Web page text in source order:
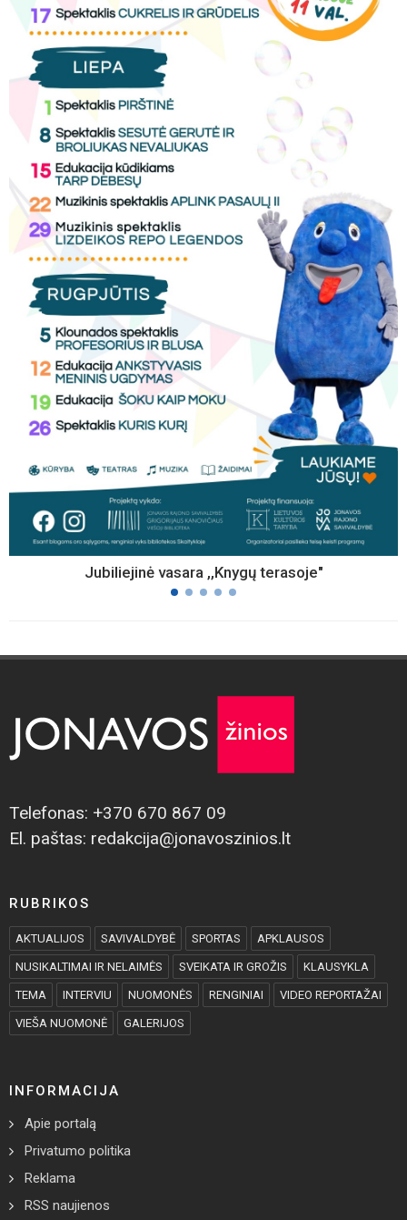
Jubiliejinė vasara ,,Knygų terasoje"
Telefonas: +370 670 867 09
El. paštas: redakcija@jonavoszinios.lt
RUBRIKOS
AKTUALIJOS SAVIVALDYBĖ SPORTAS APKLAUSOS
NUSIKALTIMAI IR NELAIMĖS SVEIKATA IR GROŽIS KLAUSYKLA
TEMA INTERVIU NUOMONĖS RENGINIAI VIDEO REPORTAŽAI
VIEŠA NUOMONĖ GALERIJOS
INFORMACIJA
Apie portalą
Privatumo politika
Reklama
RSS naujienos